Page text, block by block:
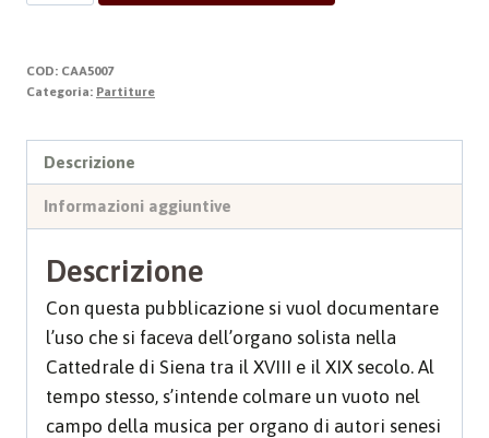
nel
Settecento
COD: CAA5007
Categoria: Partiture
Descrizione
Informazioni aggiuntive
Descrizione
Con questa pubblicazione si vuol documentare
l’uso che si faceva dell’organo solista nella
Cattedrale di Siena tra il XVIII e il XIX secolo. Al
tempo stesso, s’intende colmare un vuoto nel
campo della musica per organo di autori senesi